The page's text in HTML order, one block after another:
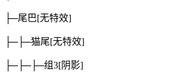
├─尾巴[无特效]
├─├─猫尾[无特效]
├─├─├─组3[阴影]